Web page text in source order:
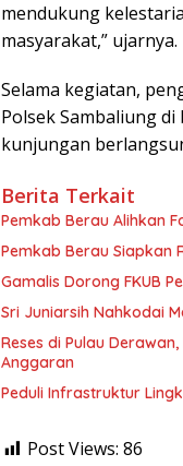
mendukung
masyarakat,” ujarnya.
Selama kegiatan,
Polsek Sambaliung
kunjungan
Berita Terkait
Pemkab Berau Alihkan
Pemkab Berau Siapkan
Gamalis Dorong FKUB
Sri Juniarsih Nahkodai
Reses di Pulau
Anggaran
Peduli Infrastruktur
Post Views: 86